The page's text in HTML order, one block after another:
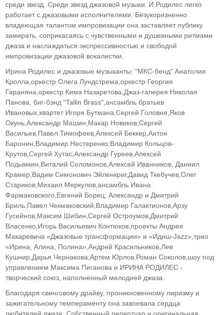
среди звезд. Среди звезд джазовой музыки. И.Родилес легко
работает с джазовыми исполнителями. Безукоризненно
владеющая талантом импровизации она заставляет публику
замирать, соприкасаясь с чувственными и душевными ритмами
джаза и наслаждаться экспрессивностью и свободой
импровизации джазовой вокалистки.
Ирина Родилес и джазовые музыканты: "МКС-бенд" Анатолия
Кролла,оркестр Олега Лундстрема,оркестр Георгия
Гараняна,оркестр Кима Назаретова,Джаз-галерея Николая
Панова, биг-бэнд "Tallin Brass",ансамбль братьев
Ивановых,квартет Игоря Бутмана,Сергей Головня,Яков
Окунь,Александр Машин,Макар Новиков,Сергей
Васильев,Павел Тимофеев,Алексей Беккер,Антон
Баронин,Владимир Нестеренко,Владимир Кольцов-
Крутов,Сергей Хутас,Александр Гуреев,Алексей
Подымкин,Виталий Соломонов,Алексей Иванников, Даниил
Крамер,Вадим Симонович Эйленкриг,Давид Ткебучев,Олег
Стариков,Михаил Меркулов,ансамбль Ивана
Фармаковского,Евгений Борец, Александр и Дмитрий
Бриль,Павел Чекмаковский,Владимир Галактионов,Арзу
Гусейнов,Максим Шибин,Сергей Остроумов,Дмитрий
Власенко,Игорь Васильевич Контюков,проекты Андрея
Макаревича «Джазовые трансформации» и «Идиш-Jazz»,трио
«Ирина, Алина, Полина»,Андрей Красильников,Лев
Кушнир,Дарья Чернакова,Артем Юрлов,Роман Соколов,шоу под
управлением Максима Пиганова и ИРИНА РОДИЛЕС -
творческий союз, наполненный мелодией джаза.
Благодаря свинговому драйву, проникновенному лиризму и
зажигательному темпераменту она завоевала сердца